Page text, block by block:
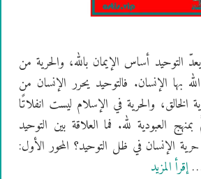
التوحيد أساس الإيمان بالله، والحرية من
بها الإنسان. فالتوحيد يحرر الإنسان من
الخالق، والحرية في الإسلام ليست انفلاتًا
العبودية لله. فما العلاقة بين التوحيد
الإنسان في ظل التوحيد؟ المحور الأول:
…إقرأ المزيد